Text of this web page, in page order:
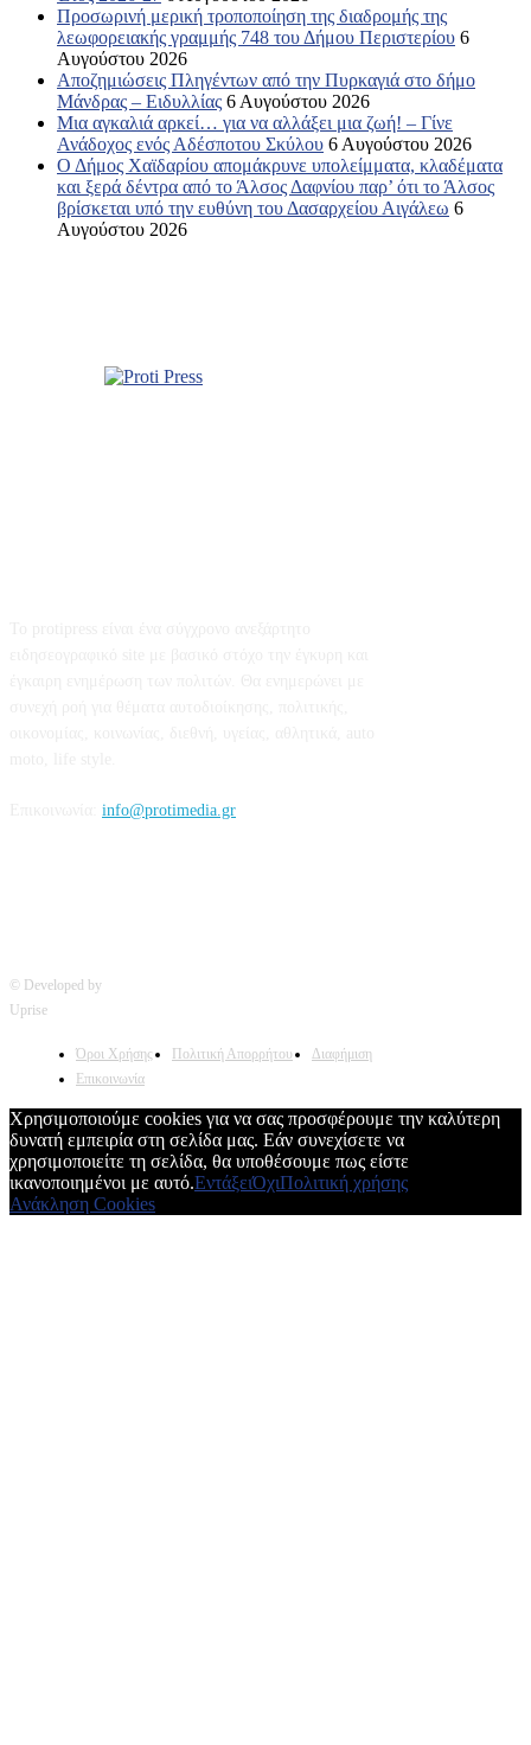
Προσωρινή μερική τροποποίηση της διαδρομής της
λεωφορειακής γραμμής 748 του Δήμου Περιστερίου 6
Αυγούστου 2026
Αποζημιώσεις Πληγέντων από την Πυρκαγιά στο δήμο
Μάνδρας – Ειδυλλίας 6 Αυγούστου 2026
Μια αγκαλιά αρκεί… για να αλλάξει μια ζωή! – Γίνε
Ανάδοχος ενός Αδέσποτου Σκύλου 6 Αυγούστου 2026
Ο Δήμος Χαϊδαρίου απομάκρυνε υπολείμματα, κλαδέματα
και ξερά δέντρα από το Άλσος Δαφνίου παρ’ ότι το Άλσος
βρίσκεται υπό την ευθύνη του Δασαρχείου Αιγάλεω 6
Αυγούστου 2026
info@protimedia.gr
© Developed by
Uprise
Όροι Χρήσης Πολιτική Απορρήτου
Διαφήμιση
Επικοινωνία
Χρησιμοποιούμε cookies για να σας προσφέρουμε την καλύτερη
δυνατή εμπειρία στη σελίδα μας. Εάν συνεχίσετε να
χρησιμοποιείτε τη σελίδα, θα υποθέσουμε πως είστε
ικανοποιημένοι με αυτό.ΕντάξειΌχιΠολιτική χρήσης
Ανάκληση Cookies